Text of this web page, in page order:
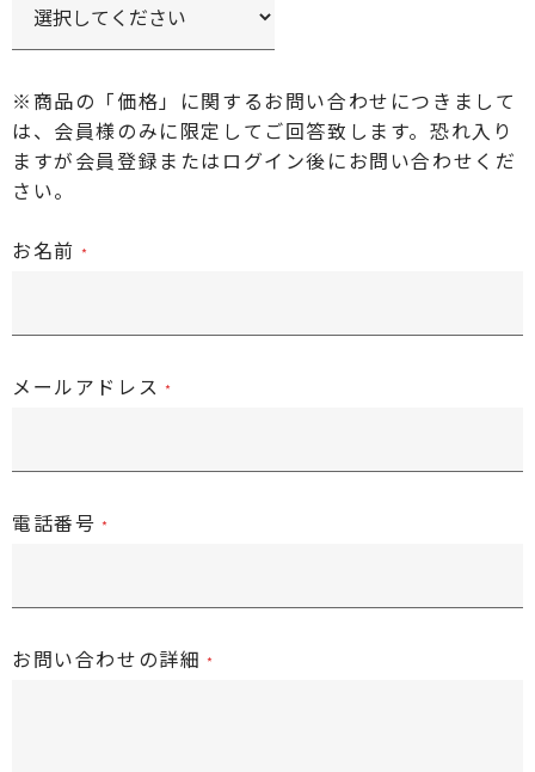
※商品の「価格」に関するお問い合わせにつきまして
は、会員様のみに限定してご回答致します。恐れ入り
ますが会員登録またはログイン後にお問い合わせくだ
さい。
お名前
メールアドレス
電話番号
お問い合わせの詳細